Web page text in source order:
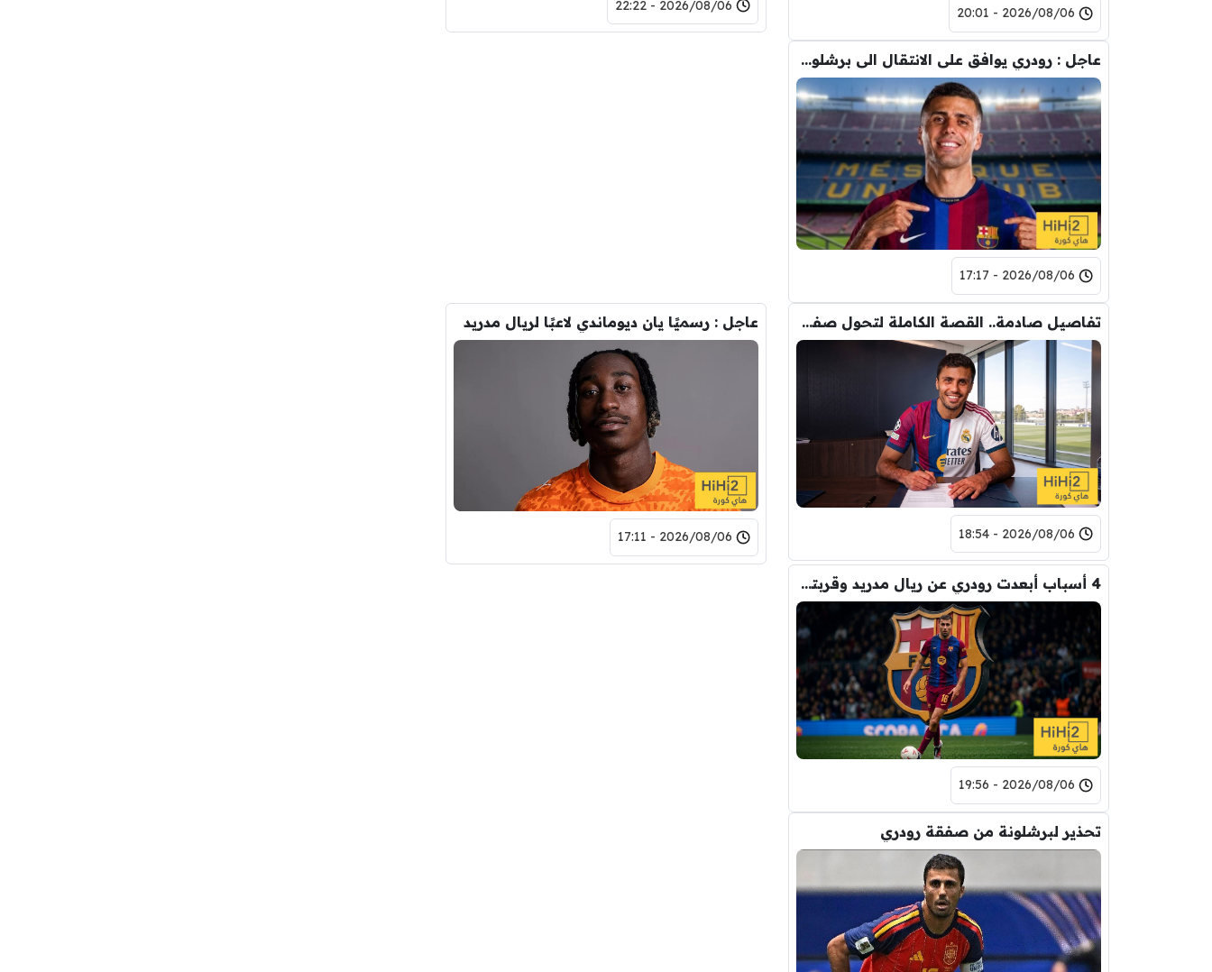
2026/08/06 - 20:01
2026/08/06 - 22:22
عاجل : رودري يوافق على الانتقال الى برشلونة.. 3 أسباب وراء قراره
2026/08/06 - 17:17
تفاصيل صادمة.. القصة الكاملة لتحول صفقة رودري من ريال مدريد الى برشلونة
2026/08/06 - 18:54
عاجل : رسميًا يان ديوماندي لاعبًا لريال مدريد
2026/08/06 - 17:11
4 أسباب أبعدت رودري عن ريال مدريد وقربته من برشلونة
2026/08/06 - 19:56
تحذير لبرشلونة من صفقة رودري